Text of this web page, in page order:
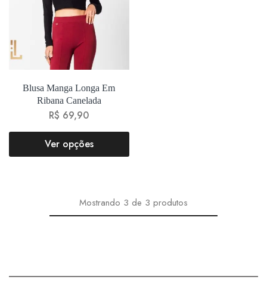
Blusa Manga Longa Em
Ribana Canelada
R$ 69,90
Ver opções
Mostrando 3 de 3 produtos